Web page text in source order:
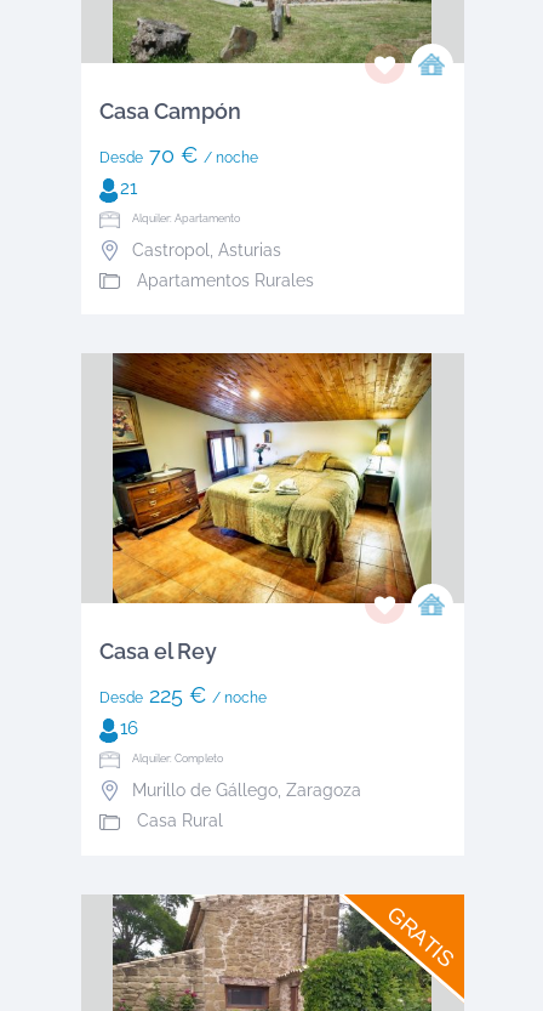
Casa Campón
Desde70 € / noche
21
Alquiler: Apartamento
Castropol
Asturias
Apartamentos Rurales
Casa el Rey
Desde225 € / noche
16
Alquiler: Completo
Murillo de Gállego, Zaragoza
Casa Rural
GRATIS